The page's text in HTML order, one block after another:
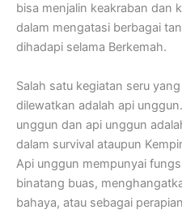
bisa menjalin keakraban dan
dalam mengatasi berbagai
dihadapi selama Berkemah.
Salah satu kegiatan seru
dilewatkan adalah api
unggun dan api unggun
dalam survival ataupun
Api unggun mempunyai
binatang buas,
bahaya, atau sebagai